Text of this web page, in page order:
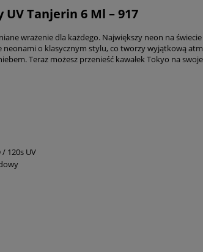
Tanjerin 6 Ml – 917
wrażenie dla każdego. Największy neon na
neonami o klasycznym stylu, co tworzy wyjątkową
Teraz możesz przenieść kawałek Tokyo na
/ 120s UV